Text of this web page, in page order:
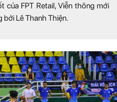
FPT Retail, Viễn thông mới
Lê Thanh Thiện.